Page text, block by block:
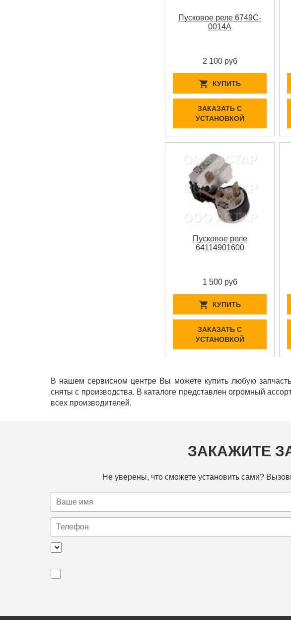
Пусковое реле 6749C-
0014A
2 100 руб
КУПИТЬ
ЗАКАЗАТЬ С
УСТАНОВКОЙ
Пусковое реле
64114901600
1 500 руб
КУПИТЬ
ЗАКАЗАТЬ С
УСТАНОВКОЙ
В нашем сервисном центре Вы можете купить любую
сняты с производства. В каталоге представлен огромный
всех производителей.
ЗАКАЖИТЕ
Не уверены, что сможете установить сами?